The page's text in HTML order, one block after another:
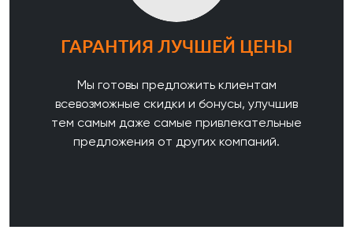
ГАРАНТИЯ ЛУЧШЕЙ ЦЕНЫ
Мы готовы предложить клиентам
всевозможные скидки и бонусы, улучшив
тем самым даже самые привлекательные
предложения от других компаний.